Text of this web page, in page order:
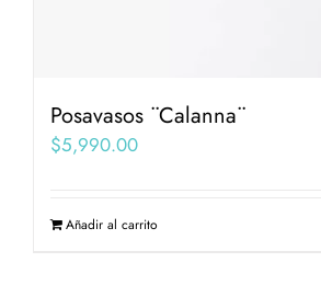
Posavasos ¨Calanna¨
$5,990.00
Añadir al carrito